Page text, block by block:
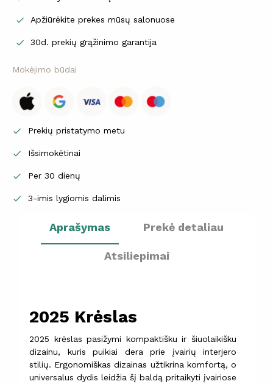
 Apžiūrėkite prekes mūsų salonuose
 30d. prekių grąžinimo garantija
Mokėjimo būdai
 Prekių pristatymo metu
 Išsimokėtinai
 Per 30 dienų
 3-imis lygiomis dalimis
Aprašymas Prekė detaliau
Atsiliepimai
2025 Krėslas
2025 krėslas pasižymi kompaktišku ir šiuolaikišku
dizainu, kuris puikiai dera prie įvairių interjero
stilių. Ergonomiškas dizainas užtikrina komfortą, o
universalus dydis leidžia šį baldą pritaikyti įvairiose